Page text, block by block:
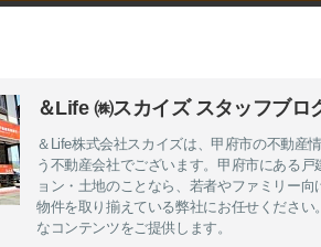
＆Life ㈱スカイズ スタッフブロ
＆Life株式会社スカイズは、甲府市の不動産
う不動産会社でございます。甲府市にある戸
ョン・土地のことなら、若者やファミリー向
物件を取り揃えている弊社にお任せください
なコンテンツをご提供します。